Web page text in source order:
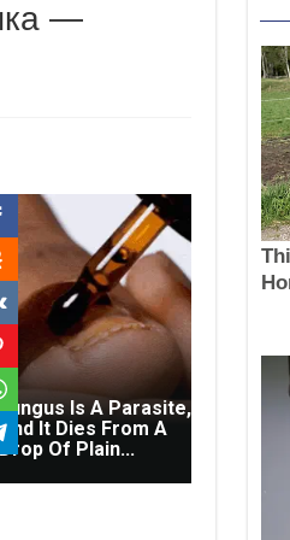
—
Is A Parasite,
It Dies From A
Of Plain...